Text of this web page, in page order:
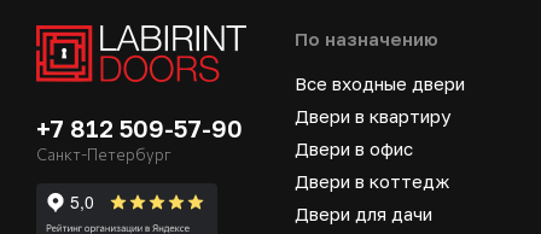
+7 812 509-57-90
Санкт-Петербург
По назначению
Все входные двери
Двери в квартиру
Двери в офис
Двери в коттедж
Двери для дачи